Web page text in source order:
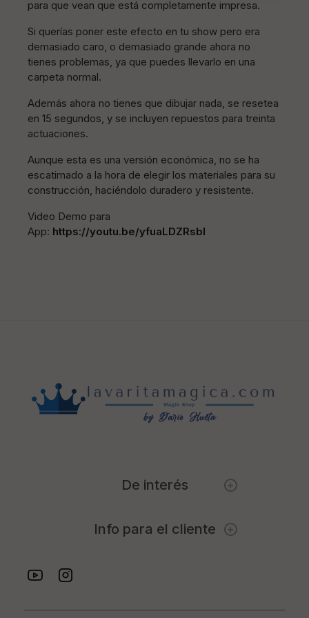
para que vean que está completamente impresa.
Si querías poner este efecto en tu show pero era
demasiado caro, o demasiado grande ahora no
tienes problemas, ya que puedes llevarlo en una
carpeta normal.
Además ahora no tienes que dibujar nada, se resetea
en 15 segundos, y se incluyen repuestos para treinta
actuaciones.
Aunque esta es una versión económica, no se ha
escatimado a la hora de elegir los materiales para su
construcción, haciéndolo duradero y resistente.
Video Demo para
App: https://youtu.be/yfuaLDZRsbI
De interés
Info para el cliente